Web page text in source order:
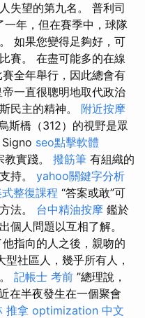
失望的第九名。 普利司
年，但在賽季中，球隊
如果您變得足夠好，可
賽。 在盡可能多的在線
全年舉行，因此總會有
一直很聰明地取代政治
民主的精神。 附近按摩
斯橋（312）的視野是眾
Si​​gno seo點擊軟體
實踐。 撥筋筆 有組織的
持。 yahoo關鍵字分析
式整復課程 “答案或敢”可
法。 台中精油按摩 鑑於
個人問題以互相了解。
指向的人之後，親吻的
社區人，幾乎所有人，
記帳士 考前 ”總理說，
在半夜發生在一個聚會
推拿 optimization 中文